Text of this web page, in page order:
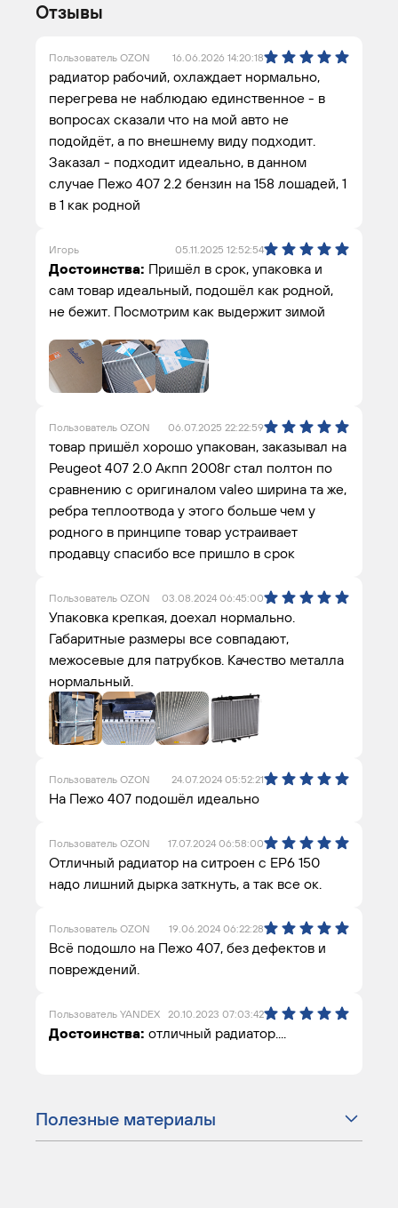
Отзывы
Пользователь OZON 16.06.2026 14:20:18
радиатор рабочий, охлаждает нормально,
перегрева не наблюдаю единственное - в
вопросах сказали что на мой авто не
подойдёт, а по внешнему виду подходит.
Заказал - подходит идеально, в данном
случае Пежо 407 2.2 бензин на 158 лошадей, 1
в 1 как родной
Игорь 05.11.2025 12:52:54
Достоинства: Пришёл в срок, упаковка и
сам товар идеальный, подошёл как родной,
не бежит. Посмотрим как выдержит зимой
Пользователь OZON 06.07.2025 22:22:59
товар пришёл хорошо упакован, заказывал на
Peugeot 407 2.0 Акпп 2008г стал полтон по
сравнению с оригиналом valeo ширина та же,
ребра теплоотвода у этого больше чем у
родного в принципе товар устраивает
продавцу спасибо все пришло в срок
Пользователь OZON 03.08.2024 06:45:00
Упаковка крепкая, доехал нормально.
Габаритные размеры все совпадают,
межосевые для патрубков. Качество металла
нормальный.
Пользователь OZON 24.07.2024 05:52:21
На Пежо 407 подошёл идеально
Пользователь OZON 17.07.2024 06:58:00
Отличный радиатор на ситроен с ЕР6 150
надо лишний дырка заткнуть, а так все ок.
Пользователь OZON 19.06.2024 06:22:28
Всё подошло на Пежо 407, без дефектов и
повреждений.
Пользователь YANDEX 20.10.2023 07:03:42
Достоинства: отличный радиатор....
Полезные материалы